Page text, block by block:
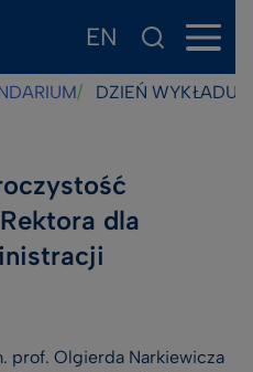
EN
DZIEŃ WYKŁADU.
dla
prof. Olgierda Narkiewicza